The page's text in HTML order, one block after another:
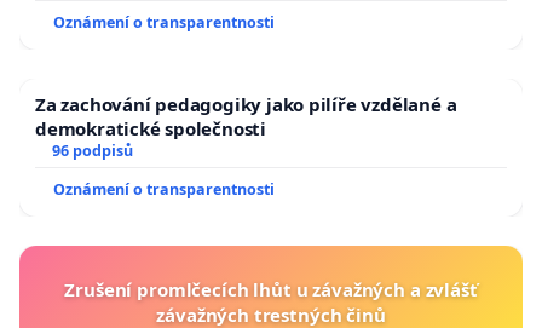
Oznámení o transparentnosti
Za zachování pedagogiky jako pilíře vzdělané a
demokratické společnosti
96 podpisů
Oznámení o transparentnosti
Zrušení promlčecích lhůt u závažných a zvlášť
závažných trestných činů